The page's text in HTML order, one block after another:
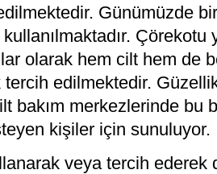
Günümüzde
Çörekotu
olarak hem cilt hem de
edilmektedir.
bakım merkezlerinde bu
kişiler için sunuluyor.
veya tercih ederek